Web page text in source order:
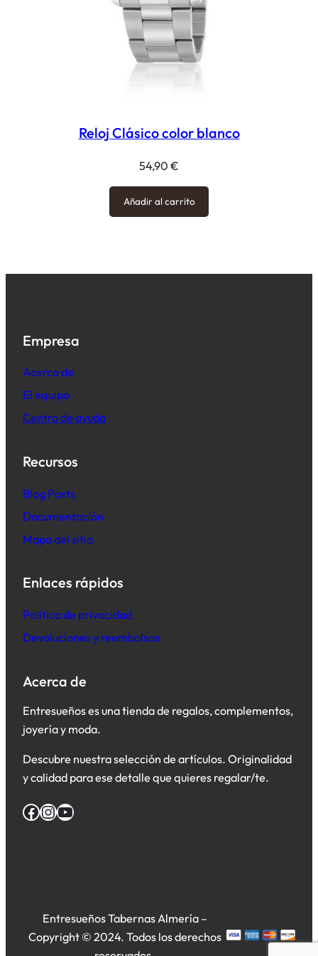
Reloj Clásico color blanco
54,90 €
Añadir al carrito
Empresa
Acerca de
El equipo
Centro de ayuda
Recursos
Blog Posts
Documentación
Mapa del sitio
Enlaces rápidos
Política de privacidad
Devoluciones y reembolsos
Acerca de
Entresueños es una tienda de regalos, complementos,
joyería y moda.
Descubre nuestra selección de artículos. Originalidad
y calidad para ese detalle que quieres regalar/te.
Facebook InstagramYouTube
Entresueños Tabernas Almería –
Copyright © 2024. Todos los derechos